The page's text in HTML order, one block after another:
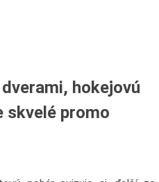
hokejovú
skvelé promo